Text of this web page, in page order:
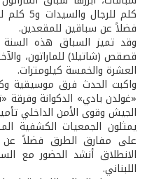
فضلاً عن سباقين للمقعدين.
وقد تميز السباق هذه
قصقص (شاتيلا) للماراتون،
العشرة والخمسة كيلومترات.
واكبت الحدث فرق موسيقية
«غولدن بادي» الدكوانة وفرقة
الجيش وقوى الأمن الداخلي
يمثلون الجمعيات الكشفية
على مفارق الطرق فضلاً عن
الانطلاق أنشد الحضور مع
اللبناني.